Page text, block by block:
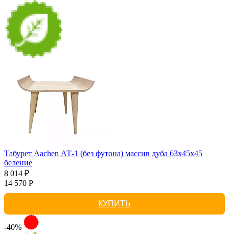
Табурет Aachen АТ-1 (без футона) массив дуба 63х45х45
беление
8 014 ₽
14 570 Р
КУПИТЬ
-40%